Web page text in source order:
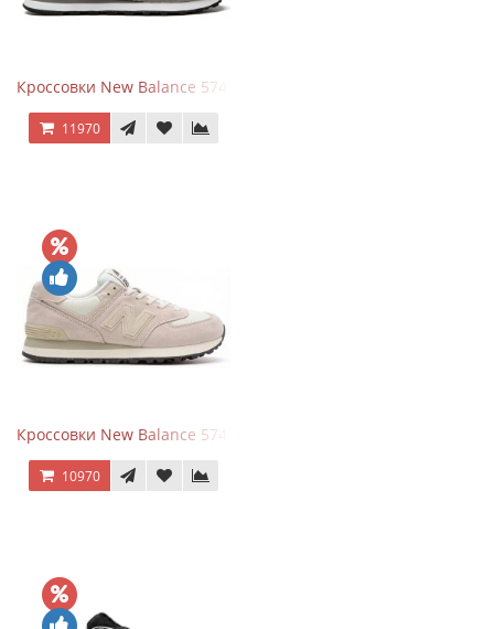
Кроссовки New Balance 574 Grey White Silver
11970
Кроссовки New Balance 574 Light Grey Pink
10970